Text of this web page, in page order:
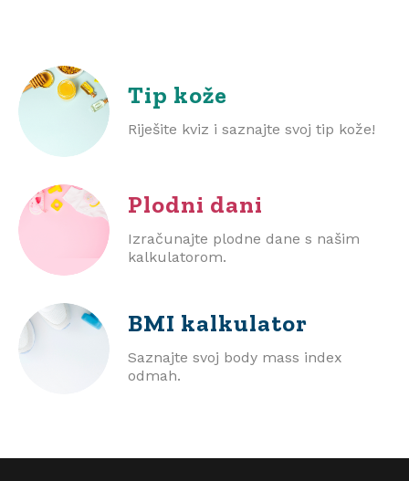
Tip kože
Riješite kviz i saznajte svoj tip kože!
Plodni dani
Izračunajte plodne dane s našim
kalkulatorom.
BMI kalkulator
Saznajte svoj body mass index
odmah.